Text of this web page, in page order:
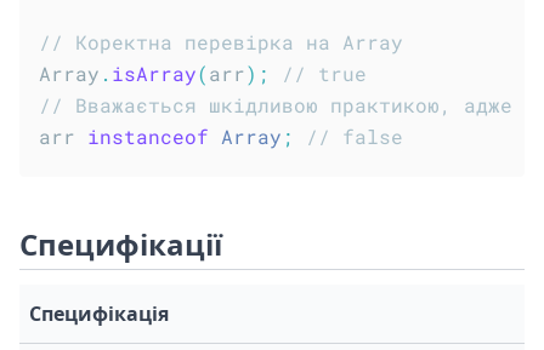
// Коректна перевірка на Array
Array . isArray(arr) ;
// true
// Вважається шкідливою практикою, адже
arr instanceof Array ; // false
Специфікації
Специфікація